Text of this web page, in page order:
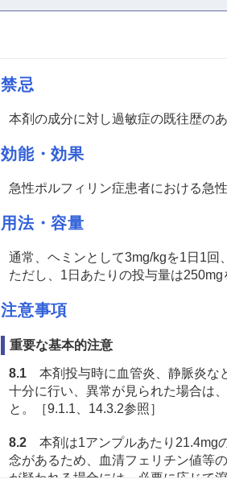
禁忌
本剤の成分に対し過敏症の既往歴の
効能・効果
急性ポルフィリン症患者における急
用法・容量
通常、ヘミンとして3mg/kgを1日1回
ただし、1日あたりの投与量は250mg
注意事項
重要な基本的注意
8.1本剤投与時に血管炎、静脈炎な
十分に行い、異常が見られた場合は
と。［9.1.1、14.3.2参照］
8.2本剤は1アンプルあたり21.4mg
念があるため、血清フェリチン値等
が疑われる場合には、必要に応じて